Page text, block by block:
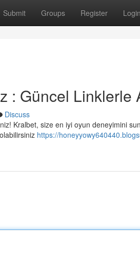
Submit Groups Register Login
: Güncel Linklerle
Discuss
Kralbet, size en iyi oyun deneyimini
olabilirsiniz https://